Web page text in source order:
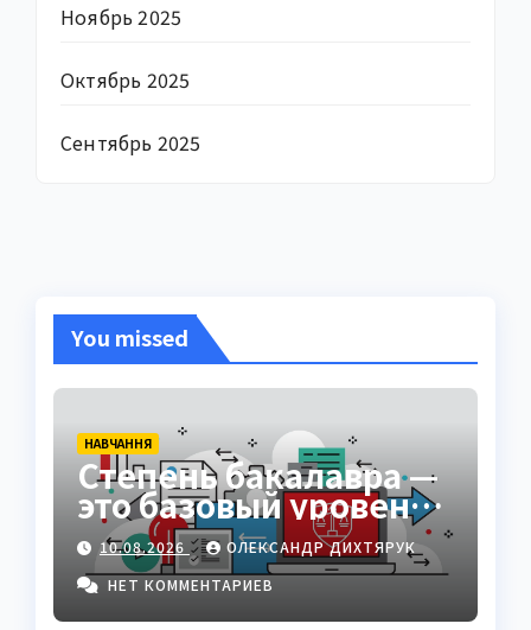
Ноябрь 2025
Октябрь 2025
Сентябрь 2025
You missed
НАВЧАННЯ
Степень бакалавра —
это базовый уровень
высшего образования
10.08.2026
ОЛЕКСАНДР ДИХТЯРУК
НЕТ КОММЕНТАРИЕВ